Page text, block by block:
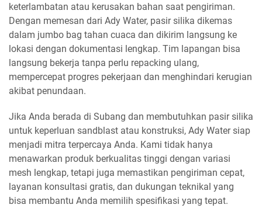
keterlambatan atau kerusakan bahan saat pengiriman.
Dengan memesan dari Ady Water, pasir silika dikemas
dalam jumbo bag tahan cuaca dan dikirim langsung ke
lokasi dengan dokumentasi lengkap. Tim lapangan bisa
langsung bekerja tanpa perlu repacking ulang,
mempercepat progres pekerjaan dan menghindari kerugian
akibat penundaan.
Jika Anda berada di Subang dan membutuhkan pasir silika
untuk keperluan sandblast atau konstruksi, Ady Water siap
menjadi mitra terpercaya Anda. Kami tidak hanya
menawarkan produk berkualitas tinggi dengan variasi
mesh lengkap, tetapi juga memastikan pengiriman cepat,
layanan konsultasi gratis, dan dukungan teknikal yang
bisa membantu Anda memilih spesifikasi yang tepat.